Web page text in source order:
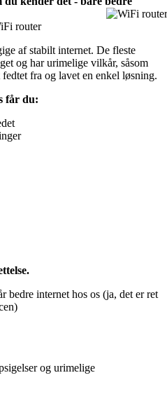
af stabilt internet. De fleste
og har urimelige vilkår, såsom
fra og lavet en enkel løsning.
får du:
bedre internet hos os (ja, det er ret
og urimelige